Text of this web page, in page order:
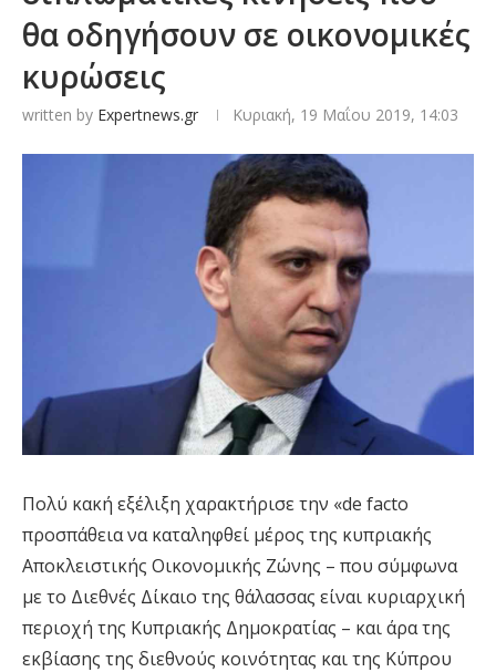
θα οδηγήσουν σε οικονομικές
κυρώσεις
written by Expertnews.gr Κυριακή, 19 Μαΐου 2019, 14:03
Πολύ κακή εξέλιξη χαρακτήρισε την «de facto
προσπάθεια να καταληφθεί μέρος της κυπριακής
Αποκλειστικής Οικονομικής Ζώνης – που σύμφωνα
με το Διεθνές Δίκαιο της θάλασσας είναι κυριαρχική
περιοχή της Κυπριακής Δημοκρατίας – και άρα της
εκβίασης της διεθνούς κοινότητας και της Κύπρου